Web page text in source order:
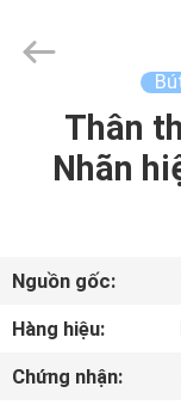
TRANG
CHỦ
SẢN
PHẨM
bóng
supplier.
Shenzhen
Thân
Nhãn
Nguồn gốc:
Hàng hiệu:
Chứng nhận: